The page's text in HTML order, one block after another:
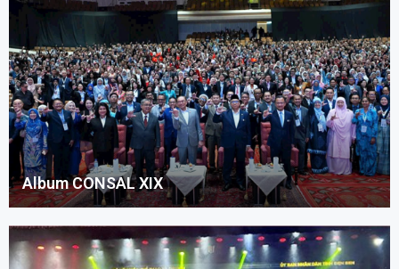
Album CONSAL XIX